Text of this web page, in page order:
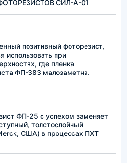
СИЛ-А-01
позитивный фоторезист,
использовать при
где пленка
ФП-383 малозаметна.
ФП-25 с успехом заменяет
толстослойный
США) в процессах ПХТ